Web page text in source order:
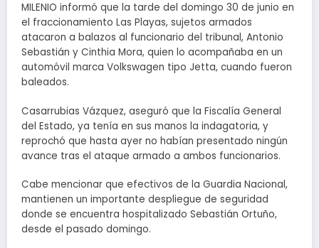
MILENIO informó que la tarde del domingo 30 de junio en
el fraccionamiento Las Playas, sujetos armados
atacaron a balazos al funcionario del tribunal, Antonio
Sebastián y Cinthia Mora, quien lo acompañaba en un
automóvil marca Volkswagen tipo Jetta, cuando fueron
baleados.
Casarrubias Vázquez, aseguró que la Fiscalía General
del Estado, ya tenía en sus manos la indagatoria, y
reprochó que hasta ayer no habían presentado ningún
avance tras el ataque armado a ambos funcionarios.
Cabe mencionar que efectivos de la Guardia Nacional,
mantienen un importante despliegue de seguridad
donde se encuentra hospitalizado Sebastián Ortuño,
desde el pasado domingo.